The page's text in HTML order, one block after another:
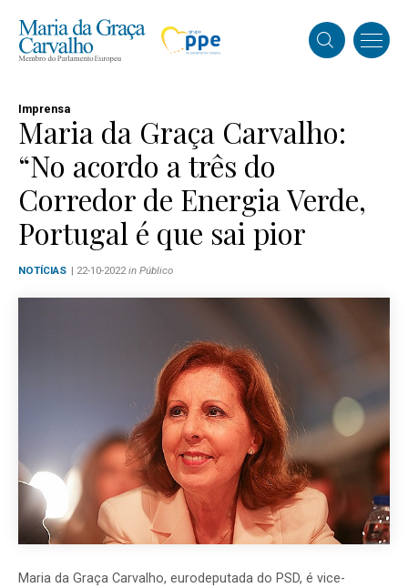
Imprensa
Maria da Graça Carvalho:
“No acordo a três do
Corredor de Energia Verde,
Portugal é que sai pior
NOTÍCIAS | 22-10-2022in Público
Maria da Graça Carvalho, eurodeputada do PSD, é vice-